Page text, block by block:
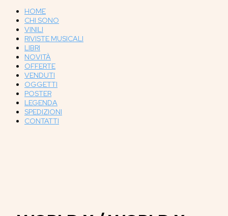
HOME
CHI SONO
VINILI
RIVISTE MUSICALI
LIBRI
NOVITÀ
OFFERTE
VENDUTI
OGGETTI
POSTER
LEGENDA
SPEDIZIONI
CONTATTI